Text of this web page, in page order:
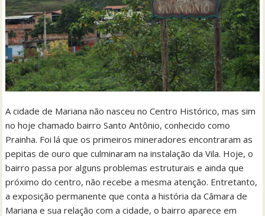
A cidade de Mariana não nasceu no Centro Histórico, mas sim
no hoje chamado bairro Santo Antônio, conhecido como
Prainha. Foi lá que os primeiros mineradores encontraram as
pepitas de ouro que culminaram na instalação da Vila. Hoje, o
bairro passa por alguns problemas estruturais e ainda que
próximo do centro, não recebe a mesma atenção. Entretanto,
a exposição permanente que conta a história da Câmara de
Mariana e sua relação com a cidade, o bairro aparece em